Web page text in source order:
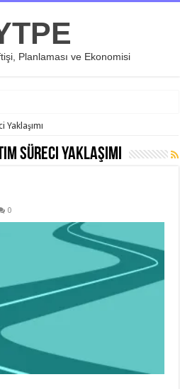
Planlaması ve Ekonomisi
Yaklaşımı
Süreci Yaklaşımı
0